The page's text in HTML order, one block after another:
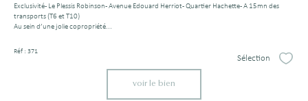
Exclusivité - Le Plessis Robinson - Avenue Edouard Herriot - Quartier Hachette - A 15mn des
transports (T6 et T10)
Au sein d’une jolie copropriété...
Réf : 371
Sélection
voir le bien